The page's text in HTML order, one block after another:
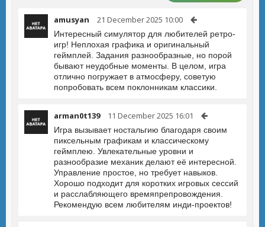
amusyan 21 December 2025 10:00
Интересный симулятор для любителей ретро-
игр! Неплохая графика и оригинальный
геймплей. Задания разнообразные, но порой
бывают неудобные моменты. В целом, игра
отлично погружает в атмосферу, советую
попробовать всем поклонникам классики.
arman0t139 11 December 2025 16:01
Игра вызывает ностальгию благодаря своим
пиксельным графикам и классическому
геймплею. Увлекательные уровни и
разнообразие механик делают её интересной.
Управление простое, но требует навыков.
Хорошо подходит для коротких игровых сессий
и расслабляющего времяпрепровождения.
Рекомендую всем любителям инди-проектов!